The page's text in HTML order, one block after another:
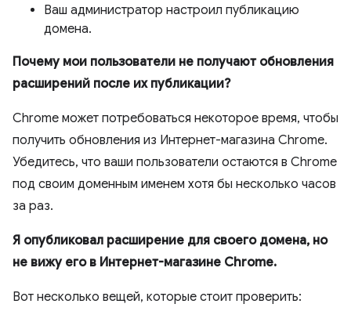
Ваш администратор настроил публикацию
домена.
Почему мои пользователи не получают обновления
расширений после их публикации?
Chrome может потребоваться некоторое время, чтобы
получить обновления из Интернет-магазина Chrome.
Убедитесь, что ваши пользователи остаются в Chrome
под своим доменным именем хотя бы несколько часов
за раз.
Я опубликовал расширение для своего домена, но
не вижу его в Интернет-магазине Chrome.
Вот несколько вещей, которые стоит проверить: